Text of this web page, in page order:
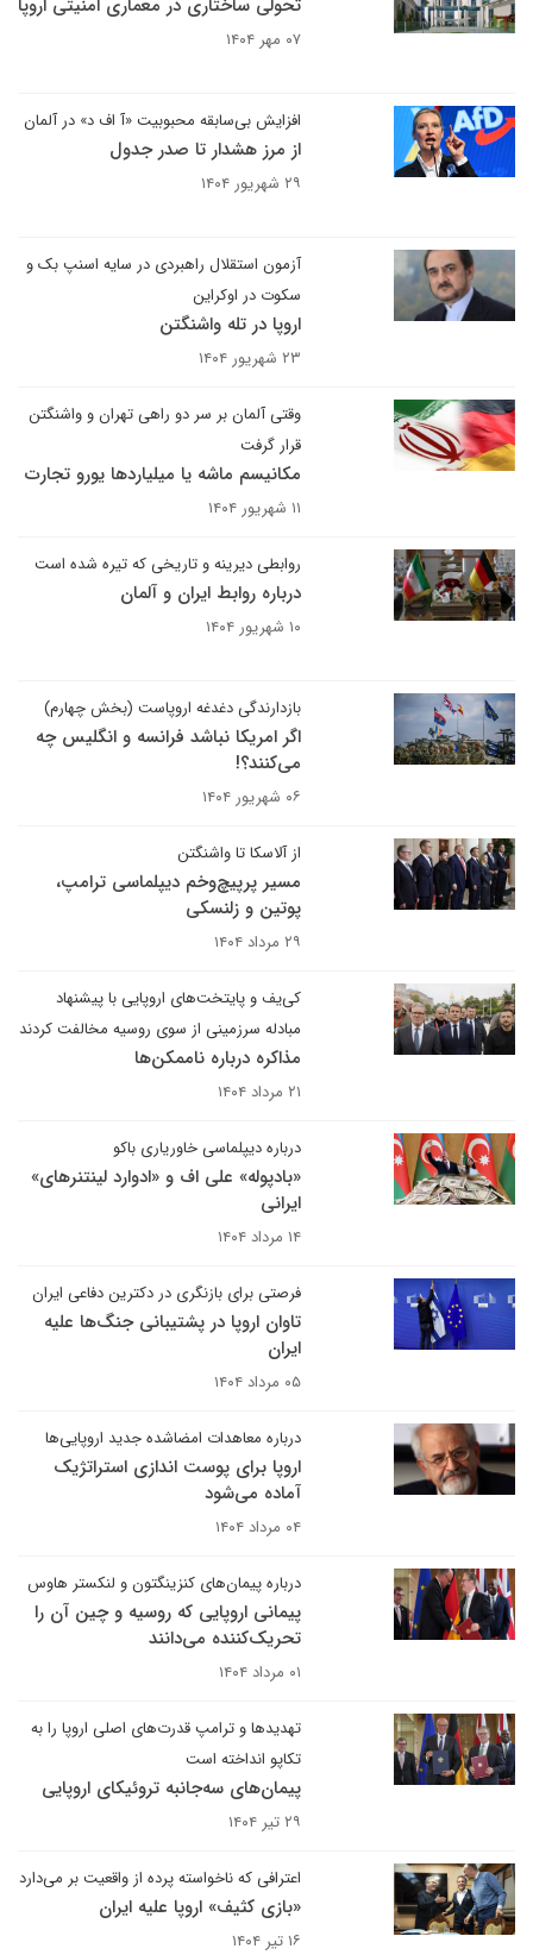
تحولی ساختاری در معماری امنیتی اروپا
۰۷ مهر ۱۴۰۴
افزایش بی‌سابقه محبوبیت «آ اف د» در آلمان
از مرز هشدار تا صدر جدول
۲۹ شهریور ۱۴۰۴
آزمون استقلال راهبردی در سایه اسنپ بک و
سکوت در اوکراین
اروپا در تله واشنگتن
۲۳ شهریور ۱۴۰۴
وقتی آلمان بر سر دو راهی تهران و واشنگتن
قرار گرفت
مکانیسم ماشه یا میلیاردها یورو تجارت
۱۱ شهریور ۱۴۰۴
روابطی دیرینه و تاریخی که تیره شده است
درباره روابط ایران و آلمان
۱۰ شهریور ۱۴۰۴
بازدارندگی دغدغه اروپاست (بخش چهارم)
اگر امریکا نباشد فرانسه و انگلیس چه
می‌کنند؟!
۰۶ شهریور ۱۴۰۴
از آلاسکا تا واشنگتن
مسیر پرپیچ‌وخم دیپلماسی ترامپ،
پوتین و زلنسکی
۲۹ مرداد ۱۴۰۴
کی‌یف و پایتخت‌های اروپایی با پیشنهاد
مبادله سرزمینی از سوی روسیه مخالفت کردند
مذاکره درباره ناممکن‌ها
۲۱ مرداد ۱۴۰۴
درباره دیپلماسی خاوریاری باکو
«بادپوله» علی اف و «ادوارد لینتنرهای»
ایرانی
۱۴ مرداد ۱۴۰۴
فرصتی برای بازنگری در دکترین دفاعی ایران
تاوان اروپا در پشتیبانی جنگ‌ها علیه
ایران
۰۵ مرداد ۱۴۰۴
درباره معاهدات امضاشده جدید اروپایی‌ها
اروپا برای پوست اندازی استراتژیک
آماده می‌شود
۰۴ مرداد ۱۴۰۴
درباره پیمان‌های کنزینگتون و لنکستر هاوس
پیمانی اروپایی که روسیه و چین آن را
تحریک‌کننده می‌دانند
۰۱ مرداد ۱۴۰۴
تهدیدها و ترامپ قدرت‌های اصلی اروپا را به
تکاپو انداخته است
پیمان‌‌های سه‌جانبه تروئیکای اروپایی
۲۹ تیر ۱۴۰۴
اعترافی که ناخواسته پرده از واقعیت بر می‌دارد
«بازی کثیف» اروپا علیه ایران
۱۶ تیر ۱۴۰۴